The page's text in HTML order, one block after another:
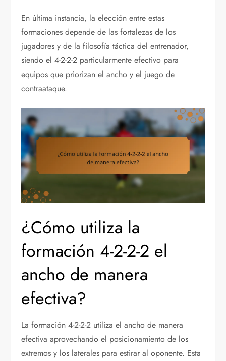
En última instancia, la elección entre estas
formaciones depende de las fortalezas de los
jugadores y de la filosofía táctica del entrenador,
siendo el 4-2-2-2 particularmente efectivo para
equipos que priorizan el ancho y el juego de
contraataque.
¿Cómo utiliza la
formación 4-2-2-2 el
ancho de manera
efectiva?
La formación 4-2-2-2 utiliza el ancho de manera
efectiva aprovechando el posicionamiento de los
extremos y los laterales para estirar al oponente. Esta